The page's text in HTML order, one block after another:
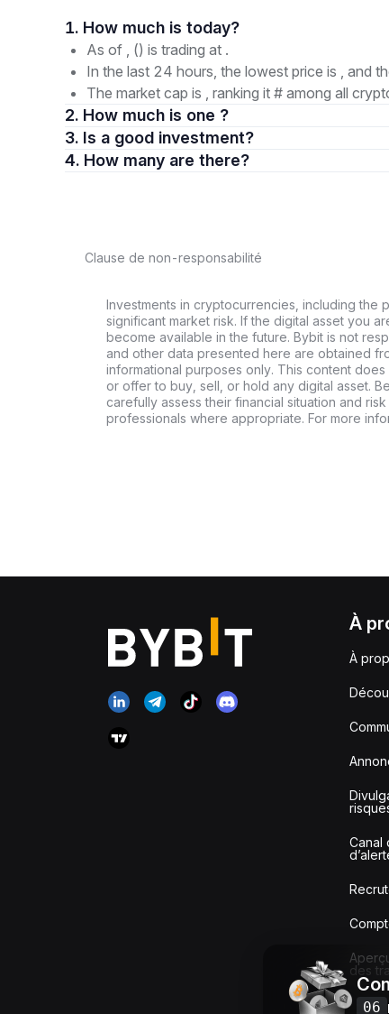
1. How much is today?
As of , () is trading at .
In the last 24 hours, the lowest price is , and
The market cap is , ranking it # among all
2. How much is one ?
3. Is a good investment?
4. How many are there?
Clause de non-responsabilité
Investments in cryptocurrencies, including the
significant market risk. If the digital asset you
become available in the future. Bybit is not
and other data presented here are obtained
informational purposes only. This content
or offer to buy, sell, or hold any digital asset.
carefully assess their financial situation and
professionals where appropriate. For more
À
À
Canal
des
06